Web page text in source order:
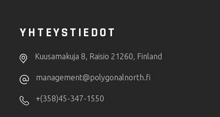
YHTEYSTIEDOT
Kuusamakuja 8, Raisio 21260, Finland
management@polygonalnorth.fi
+(358)45-347-1550